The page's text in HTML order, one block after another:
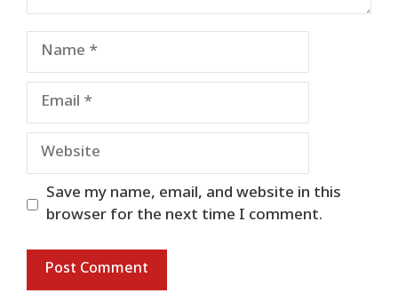
Name
Email
Website
Save my name, email, and website in this
browser for the next time I comment.